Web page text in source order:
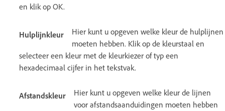
en klik op OK.
Hulplijnkleur
Hier kunt u opgeven welke kleur de hulplijnen
moeten hebben. Klik op de kleurstaal en
selecteer een kleur met de kleurkiezer of typ een
hexadecimaal cijfer in het tekstvak.
Afstandskleur
Hier kunt u opgeven welke kleur de lijnen
voor afstandsaanduidingen moeten hebben